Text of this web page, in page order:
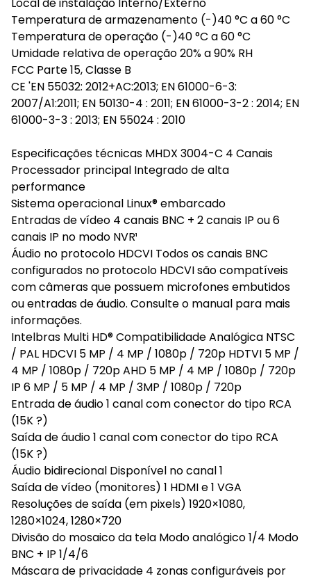
Temperatura de armazenamento (-)40 °C a 60 °C
Temperatura de operação (-)40 °C a 60 °C
Umidade relativa de operação 20% a 90% RH
FCC Parte 15, Classe B
CE 'EN 55032: 2012+AC:2013; EN 61000-6-3:
2007/A1:2011; EN 50130-4 : 2011; EN 61000-3-2 : 2014; EN
61000-3-3 : 2013; EN 55024 : 2010
Especificações técnicas MHDX 3004-C 4 Canais
Processador principal Integrado de alta
performance
Sistema operacional Linux® embarcado
Entradas de vídeo 4 canais BNC + 2 canais IP ou 6
canais IP no modo NVR¹
Áudio no protocolo HDCVI Todos os canais BNC
configurados no protocolo HDCVI são compatíveis
com câmeras que possuem microfones embutidos
ou entradas de áudio. Consulte o manual para mais
informações.
Intelbras Multi HD® Compatibilidade Analógica NTSC
/ PAL HDCVI 5 MP / 4 MP / 1080p / 720p HDTVI 5 MP /
4 MP / 1080p / 720p AHD 5 MP / 4 MP / 1080p / 720p
IP 6 MP / 5 MP / 4 MP / 3MP / 1080p / 720p
Entrada de áudio 1 canal com conector do tipo RCA
(15K ?)
Saída de áudio 1 canal com conector do tipo RCA
(15K ?)
Áudio bidirecional Disponível no canal 1
Saída de vídeo (monitores) 1 HDMI e 1 VGA
Resoluções de saída (em pixels) 1920×1080,
1280×1024, 1280×720
Divisão do mosaico da tela Modo analógico 1/4 Modo
BNC + IP 1/4/6
Máscara de privacidade 4 zonas configuráveis por